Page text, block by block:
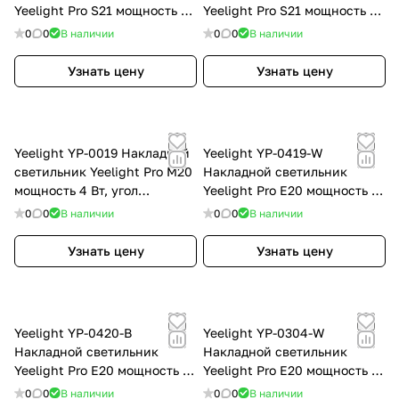
Yeelight Pro S21 мощность 16
Вт, угол рассеивания 30°, не
0 0 В наличии
Узнать цену
Yeelight Pro S21 мощность 16
Вт, угол рассеивания 30°, не
0 0 В наличии
Узнать цену
Yeelight YP-0019 Накладной
светильник Yeelight Pro M20
мощность 4 Вт, угол
рассеивания 70°, не
0 0 В наличии
Узнать цену
Yeelight YP-0419-W
Накладной светильник
Yeelight Pro E20 мощность 10
Вт, угол рассеивания 60°,
0 0 В наличии
Узнать цену
Yeelight YP-0420-B
Накладной светильник
Yeelight Pro E20 мощность 10
Вт, угол рассеивания 60°,
0 0 В наличии
Yeelight YP-0304-W
Накладной светильник
Yeelight Pro E20 мощность 10
Вт, угол рассеивания 24°,
0 0 В наличии